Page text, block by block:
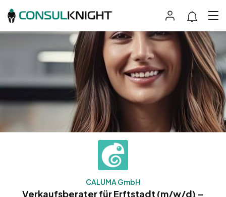
CALUMA GmbH
Verkaufsberater für Erftstadt (m/w/d) –